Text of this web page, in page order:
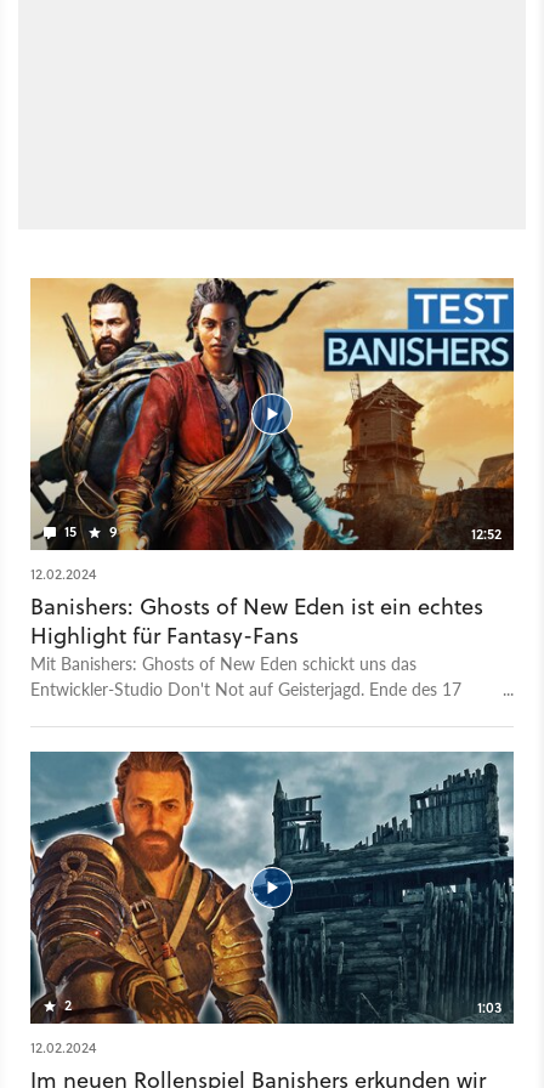
15 9
12:52
12.02.2024
Banishers: Ghosts of New Eden ist ein echtes
Highlight für Fantasy-Fans
Mit Banishers: Ghosts of New Eden schickt uns das
Entwickler-Studio Don't Not auf Geisterjagd. Ende des 17
denn wir sind selbst in Geisterbegleitung unterwegs. In
Banishers: Ghosts of New Eden müssen wir zudem viele
schwerwiegende Entscheidungen treffen, die an unserem
Gewissen nagen und den Fortgang der Story beeinflussen.
Wie gut dem Spiel die Balance zwischen Action-Gameplay
und Story-Telling gelingt und wo die Stärken und Schwächen
von Banishers: Ghosts of New Eden liegen, klären wir im Test-
Video.
2
1:03
12.02.2024
Im neuen Rollenspiel Banishers erkunden wir